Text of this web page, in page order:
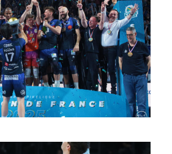
SAISON 24/25-12